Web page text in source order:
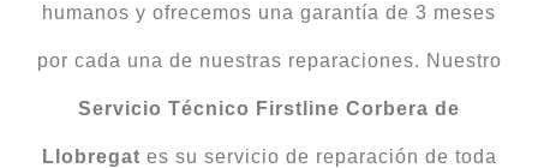
humanos y ofrecemos una garantía de 3 meses
por cada una de nuestras reparaciones. Nuestro
Servicio Técnico Firstline Corbera de
Llobregat es su servicio de reparación de toda